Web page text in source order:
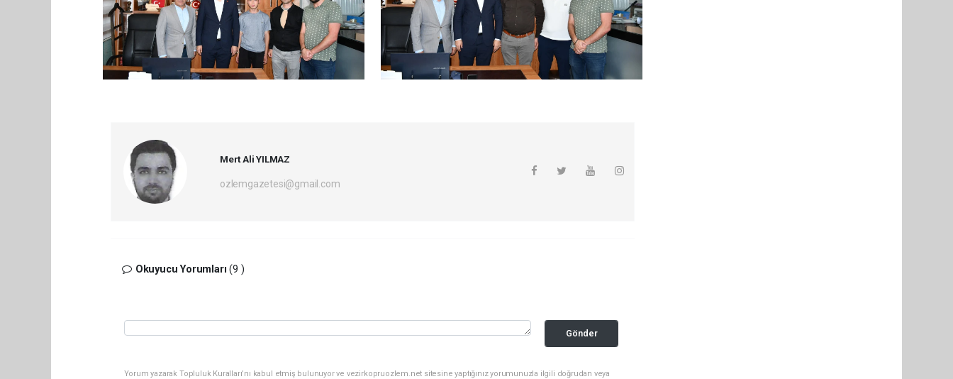
Mert Ali YILMAZ
ozlemgazetesi@gmail.com
Okuyucu Yorumları(9 )
Gönder
Yorum yazarak Topluluk Kuralları’nı kabul etmiş bulunuyor ve vezirkopruozlem.net sitesine yaptığınız yorumunuzla ilgili doğrudan veya